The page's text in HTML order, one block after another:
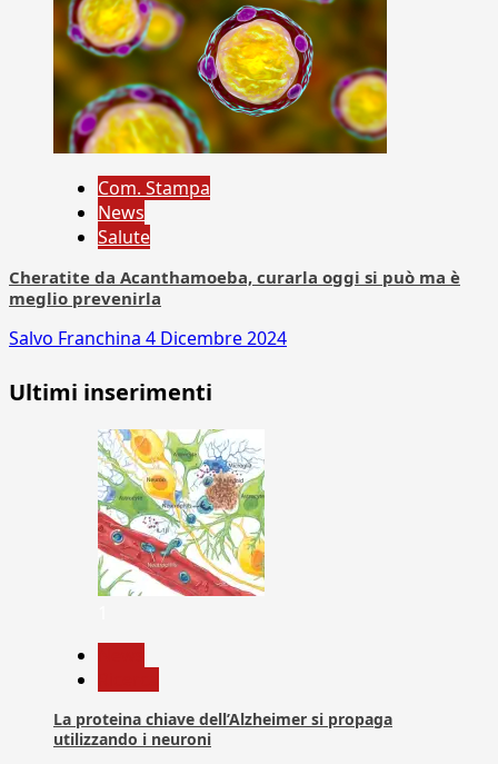
Com. Stampa
News
Salute
Cheratite da Acanthamoeba, curarla oggi si può ma è
meglio prevenirla
Salvo Franchina 4 Dicembre 2024
Ultimi inserimenti
La proteina chiave dell’Alzheimer si propaga
utilizzando i neuroni